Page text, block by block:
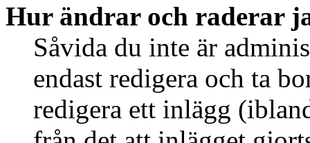
Hur ändrar och raderar
Såvida du inte är
endast redigera och ta
redigera ett inlägg